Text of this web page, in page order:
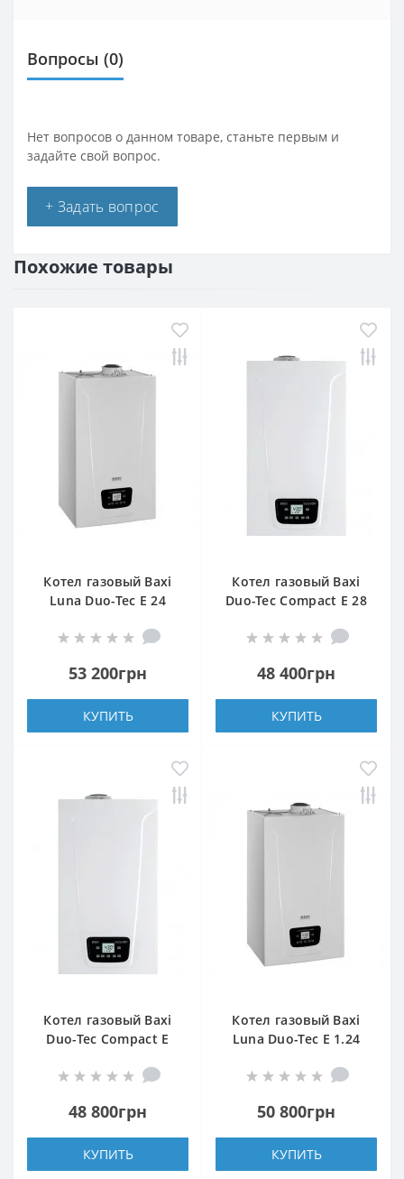
Вопросы (0)
Нет вопросов о данном товаре, станьте первым и
задайте свой вопрос.
+ Задать вопрос
Похожие товары
Котел газовый Baxi
Luna Duo-Tec E 24
53 200грн
КУПИТЬ
Котел газовый Baxi
Duo-Tec Compact E 28
48 400грн
КУПИТЬ
Котел газовый Baxi
Duo-Tec Compact E
48 800грн
КУПИТЬ
Котел газовый Baxi
Luna Duo-Tec E 1.24
50 800грн
КУПИТЬ